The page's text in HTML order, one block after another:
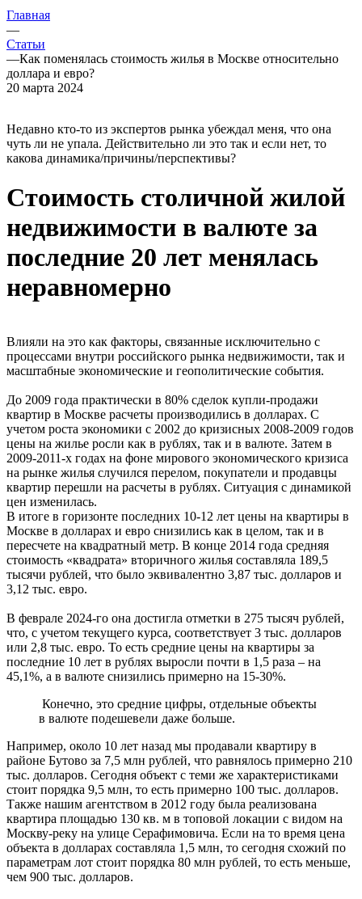
Главная
—
Статьи
—Как поменялась стоимость жилья в Москве относительно
доллара и евро?
20 марта 2024
Недавно кто-то из экспертов рынка убеждал меня, что она
чуть ли не упала. Действительно ли это так и если нет, то
какова динамика/причины/перспективы?
Стоимость столичной жилой
недвижимости в валюте за
последние 20 лет менялась
неравномерно
Влияли на это как факторы, связанные исключительно с
процессами внутри российского рынка недвижимости, так и
масштабные экономические и геополитические события.
До 2009 года практически в 80% сделок купли-продажи
квартир в Москве расчеты производились в долларах. С
учетом роста экономики с 2002 до кризисных 2008-2009 годов
цены на жилье росли как в рублях, так и в валюте. Затем в
2009-2011-х годах на фоне мирового экономического кризиса
на рынке жилья случился перелом, покупатели и продавцы
квартир перешли на расчеты в рублях. Ситуация с динамикой
цен изменилась.
В итоге в горизонте последних 10-12 лет цены на квартиры в
Москве в долларах и евро снизились как в целом, так и в
пересчете на квадратный метр. В конце 2014 года средняя
стоимость «квадрата» вторичного жилья составляла 189,5
тысячи рублей, что было эквивалентно 3,87 тыс. долларов и
3,12 тыс. евро.
В феврале 2024-го она достигла отметки в 275 тысяч рублей,
что, с учетом текущего курса, соответствует 3 тыс. долларов
или 2,8 тыс. евро. То есть средние цены на квартиры за
последние 10 лет в рублях выросли почти в 1,5 раза – на
45,1%, а в валюте снизились примерно на 15-30%.
Конечно, это средние цифры, отдельные объекты
в валюте подешевели даже больше.
Например, около 10 лет назад мы продавали квартиру в
районе Бутово за 7,5 млн рублей, что равнялось примерно 210
тыс. долларов. Сегодня объект с теми же характеристиками
стоит порядка 9,5 млн, то есть примерно 100 тыс. долларов.
Также нашим агентством в 2012 году была реализована
квартира площадью 130 кв. м в топовой локации с видом на
Москву-реку на улице Серафимовича. Если на то время цена
объекта в долларах составляла 1,5 млн, то сегодня схожий по
параметрам лот стоит порядка 80 млн рублей, то есть меньше,
чем 900 тыс. долларов.